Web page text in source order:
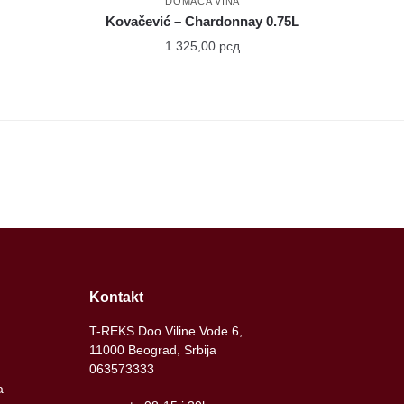
Kovačević – Chardonnay 0.75L
1.325,00 рсд
Kontakt
T-REKS Doo Viline Vode 6,
11000 Beograd, Srbija
063573333